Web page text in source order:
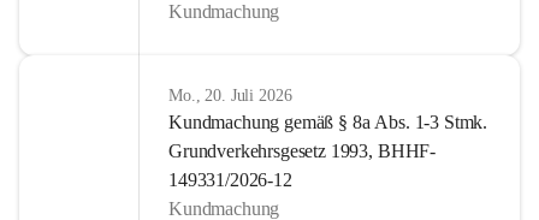
Kundmachung
Mo., 20. Juli 2026
Kundmachung gemäß § 8a Abs. 1-3 Stmk.
Grundverkehrsgesetz 1993, BHHF-
149331/2026-12
Kundmachung